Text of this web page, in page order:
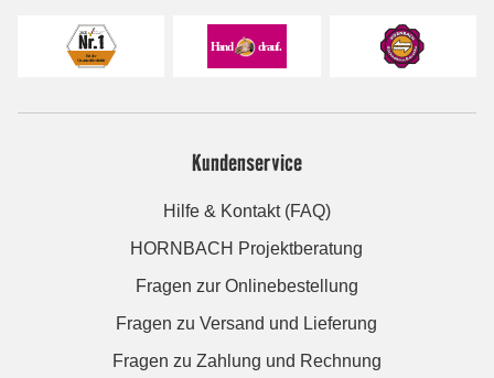
Kundenservice
Hilfe & Kontakt (FAQ)
HORNBACH Projektberatung
Fragen zur Onlinebestellung
Fragen zu Versand und Lieferung
Fragen zu Zahlung und Rechnung